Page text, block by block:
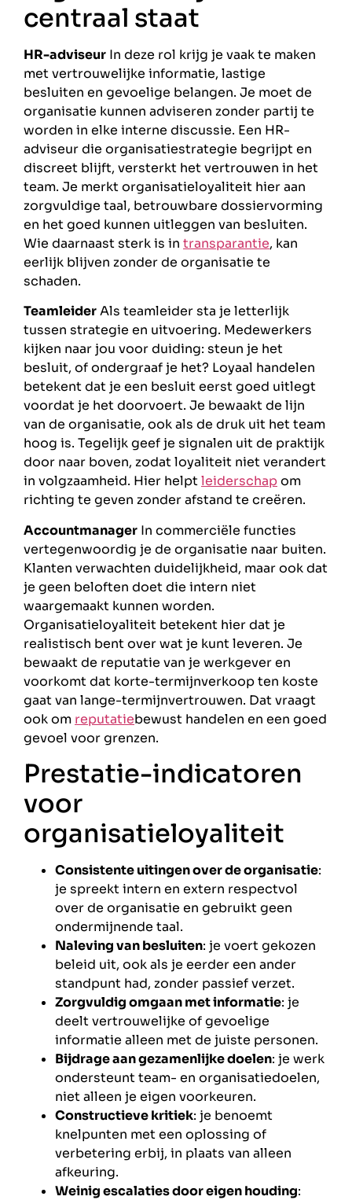
centraal staat
HR-adviseur In deze rol krijg je vaak te maken
met vertrouwelijke informatie, lastige
besluiten en gevoelige belangen. Je moet de
organisatie kunnen adviseren zonder partij te
worden in elke interne discussie. Een HR-
adviseur die organisatiestrategie begrijpt en
discreet blijft, versterkt het vertrouwen in het
team. Je merkt organisatieloyaliteit hier aan
zorgvuldige taal, betrouwbare dossiervorming
en het goed kunnen uitleggen van besluiten.
Wie daarnaast sterk is in transparantie, kan
eerlijk blijven zonder de organisatie te
schaden.
TeamleiderAls teamleider sta je letterlijk
tussen strategie en uitvoering. Medewerkers
kijken naar jou voor duiding: steun je het
besluit, of ondergraaf je het? Loyaal handelen
betekent dat je een besluit eerst goed uitlegt
voordat je het doorvoert. Je bewaakt de lijn
van de organisatie, ook als de druk uit het team
hoog is. Tegelijk geef je signalen uit de praktijk
door naar boven, zodat loyaliteit niet verandert
in volgzaamheid. Hier helptleiderschapom
richting te geven zonder afstand te creëren.
Accountmanager In commerciële functies
vertegenwoordig je de organisatie naar buiten.
Klanten verwachten duidelijkheid, maar ook dat
je geen beloften doet die intern niet
waargemaakt kunnen worden.
Organisatieloyaliteit betekent hier dat je
realistisch bent over wat je kunt leveren. Je
bewaakt de reputatie van je werkgever en
voorkomt dat korte-termijnverkoop ten koste
gaat van lange-termijnvertrouwen. Dat vraagt
ook om reputatiebewust handelen en een goed
gevoel voor grenzen.
Prestatie-indicatoren
voor
organisatieloyaliteit
Consistente uitingen over de organisatie:
je spreekt intern en extern respectvol
over de organisatie en gebruikt geen
ondermijnende taal.
Naleving van besluiten: je voert gekozen
beleid uit, ook als je eerder een ander
standpunt had, zonder passief verzet.
Zorgvuldig omgaan met informatie: je
deelt vertrouwelijke of gevoelige
informatie alleen met de juiste personen.
Bijdrage aan gezamenlijke doelen: je werk
ondersteunt team- en organisatiedoelen,
niet alleen je eigen voorkeuren.
Constructieve kritiek: je benoemt
knelpunten met een oplossing of
verbetering erbij, in plaats van alleen
afkeuring.
Weinig escalaties door eigen houding: